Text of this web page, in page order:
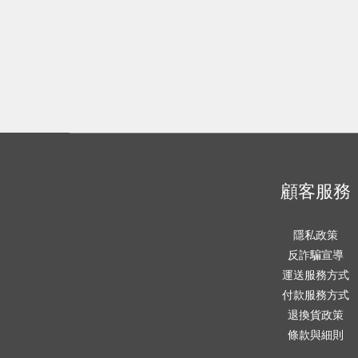
顧客服務
隱私政策
反詐騙宣導
運送服務方式
付款服務方式
退換貨政策
條款與細則